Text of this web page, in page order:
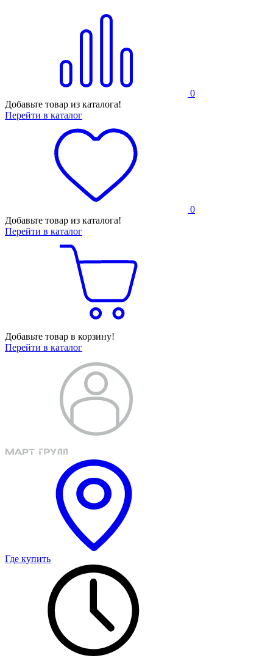
0
Добавьте товар из каталога!
Перейти в каталог
0
Добавьте товар из каталога!
Перейти в каталог
Добавьте товар в корзину!
Перейти в каталог
Где купить